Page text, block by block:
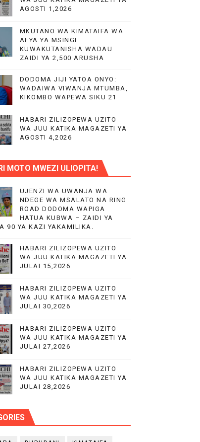
YA VIPIMO
KWA VIJANA BBT
AGOSTI 1,2026
MKUTANO WA KIMATAIFA WA
AFYA YA MSINGI
KUWAKUTANISHA WADAU
ZAIDI YA 2,500 ARUSHA
DODOMA JIJI YATOA ONYO:
WADAIWA VIWANJA MTUMBA,
KIKOMBO WAPEWA SIKU 21
HABARI ZILIZOPEWA UZITO
WA JUU KATIKA MAGAZETI YA
AGOSTI 4,2026
MOTO MWEZI ULIOPITA!
UJENZI WA UWANJA WA
NDEGE WA MSALATO NA RING
ROAD DODOMA WAPIGA
HATUA KUBWA – ZAIDI YA
90 YA KAZI YAKAMILIKA.
HABARI ZILIZOPEWA UZITO
WA JUU KATIKA MAGAZETI YA
JULAI 15,2026
HABARI ZILIZOPEWA UZITO
WA JUU KATIKA MAGAZETI YA
JULAI 30,2026
HABARI ZILIZOPEWA UZITO
WA JUU KATIKA MAGAZETI YA
JULAI 27,2026
HABARI ZILIZOPEWA UZITO
WA JUU KATIKA MAGAZETI YA
JULAI 28,2026